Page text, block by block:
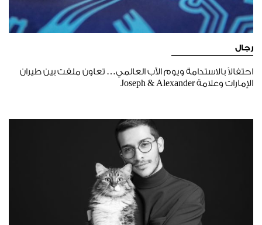
رجال
احتفالاً بالاستدامة ويوم الأب العالمي… تعاون ملفت بين طيران
الإمارات وعلامة Joseph & Alexander